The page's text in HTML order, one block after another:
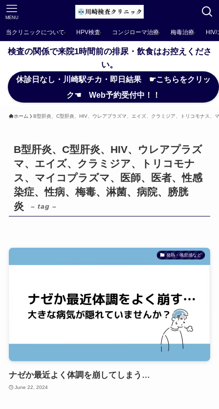
MENU
当クリニックについて HPV検査 コンジローマ治療 梅毒治療
検査の関係で来院1時間前の排尿・飲食はお控えくださ
い。
休診日なし・川崎駅チカ・即日結果 ☛こちらをクリッ
ク☚ Web予約受付中！！
ホーム B型肝炎、C型肝炎、HIV、ウレアプラズマ、エイズ、クラミジア、トリコモナス
B型肝炎、C型肝炎、HIV、ウレアプラズ
マ、エイズ、クラミジア、トリコモナ
ス、マイコプラズマ、医師、医者、性感
染症、性病、梅毒、淋菌、病院、膀胱
炎
– tag –
発熱・倦怠感など
ナゼか最近よく体調を崩してしまう…
June 22, 2024